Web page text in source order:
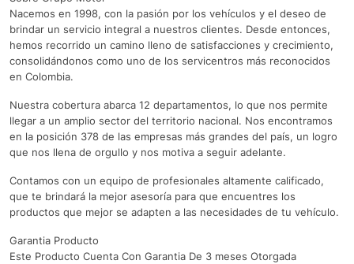
Nacemos en 1998, con la pasión por los vehículos y el deseo de
brindar un servicio integral a nuestros clientes. Desde entonces,
hemos recorrido un camino lleno de satisfacciones y crecimiento,
consolidándonos como uno de los servicentros más reconocidos
en Colombia.
Nuestra cobertura abarca 12 departamentos, lo que nos permite
llegar a un amplio sector del territorio nacional. Nos encontramos
en la posición 378 de las empresas más grandes del país, un logro
que nos llena de orgullo y nos motiva a seguir adelante.
Contamos con un equipo de profesionales altamente calificado,
que te brindará la mejor asesoría para que encuentres los
productos que mejor se adapten a las necesidades de tu vehículo.
Garantia Producto
Este Producto Cuenta Con Garantia De 3 meses Otorgada